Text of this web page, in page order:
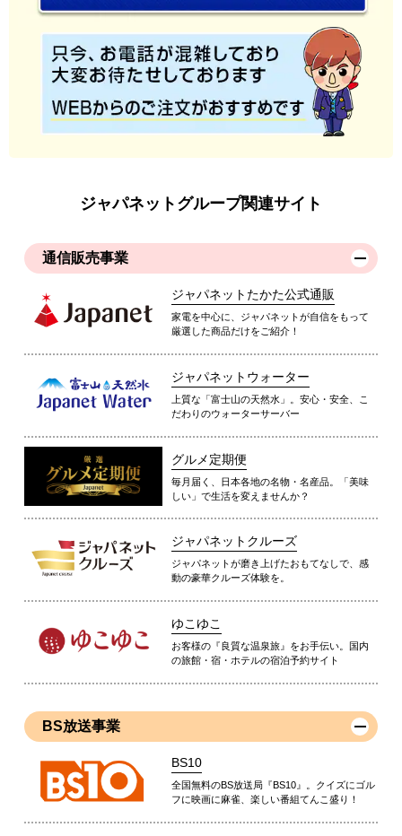
ジャパネットグループ関連サイト
通信販売事業
ジャパネットたかた公式通販
家電を中心に、ジャパネットが自信をもって
厳選した商品だけをご紹介！
ジャパネットウォーター
上質な「富士山の天然水」。安心・安全、こ
だわりのウォーターサーバー
グルメ定期便
毎月届く、日本各地の名物・名産品。「美味
しい」で生活を変えませんか？
ジャパネットクルーズ
ジャパネットが磨き上げたおもてなしで、感
動の豪華クルーズ体験を。
ゆこゆこ
お客様の『良質な温泉旅』をお手伝い。国内
の旅館・宿・ホテルの宿泊予約サイト
BS放送事業
BS10
全国無料のBS放送局『BS10』。クイズにゴル
フに映画に麻雀、楽しい番組てんこ盛り！